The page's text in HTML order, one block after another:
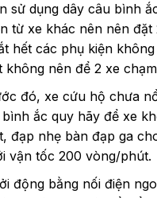
sử dụng dây câu bình
từ xe khác nên nên đặt
hết các phụ kiện
không nên để 2 xe
đó, xe cứu hộ chưa
ắc quy hãy để xe
đạp nhẹ bàn đạp ga
vận tốc 200 vòng/phút.
động bằng nối điện